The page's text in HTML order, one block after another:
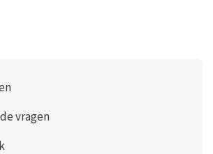
vragen